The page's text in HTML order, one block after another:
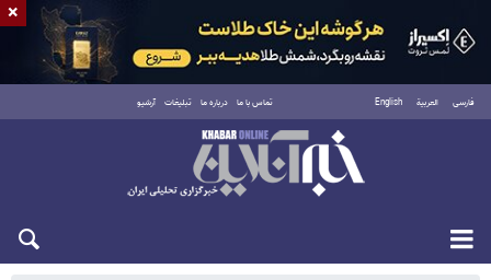
فارسی العربية English تماس با ما درباره ما تبلیغات آرشیو
پنجشنبه ۱۵ مرداد ۱۴۰۵
×